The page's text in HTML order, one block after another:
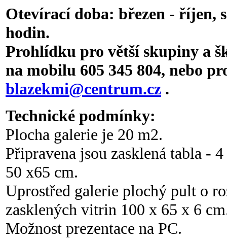
Otevírací doba: březen - říjen,
hodin.
Prohlídku pro větší skupiny a
na mobilu 605 345 804, nebo
blazekmi@centrum.cz .
Technické podmínky:
Plocha galerie je 20 m2.
Připravena jsou zasklená tabla -
50 x65 cm.
Uprostřed galerie plochý pult o
zasklených vitrin 100 x 65 x 6
Možnost prezentace na PC.